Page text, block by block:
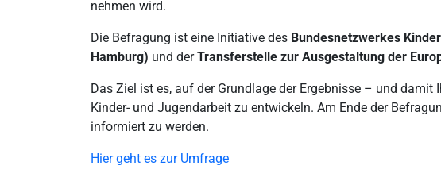
nehmen wird.
Die Befragung ist eine Initiative des Bundesnetzwerkes
Hamburg) und derTransferstelle zur Ausgestaltung der
Das Ziel ist es, auf der Grundlage der Ergebnisse – und
Kinder- und Jugendarbeit zu entwickeln. Am Ende der
informiert zu werden.
Hier geht es zur Umfrage